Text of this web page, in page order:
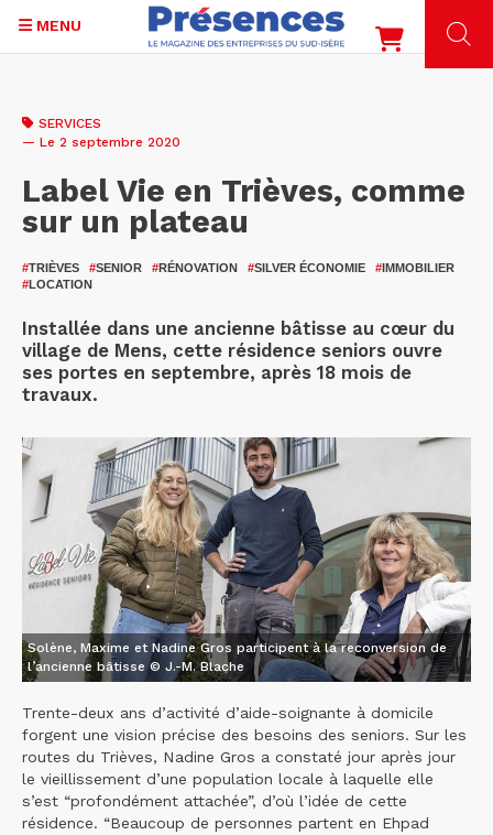
contenu
MENU
SERVICES
— Le 2 septembre 2020
Label Vie en Trièves, comme
sur un plateau
#TRIÈVES #SENIOR #RÉNOVATION #SILVER ÉCONOMIE #IMMOBILIER
#LOCATION
Installée dans une ancienne bâtisse au cœur du
village de Mens, cette résidence seniors ouvre
ses portes en septembre, après 18 mois de
travaux.
Solène, Maxime et Nadine Gros participent à la reconversion de
l’ancienne bâtisse © J.-M. Blache
Trente-deux ans d’activité d’aide-soignante à domicile
forgent une vision précise des besoins des seniors. Sur les
routes du Trièves, Nadine Gros a constaté jour après jour
le vieillissement d’une population locale à laquelle elle
s’est “profondément attachée”, d’où l’idée de cette
résidence. “Beaucoup de personnes partent en Ehpad